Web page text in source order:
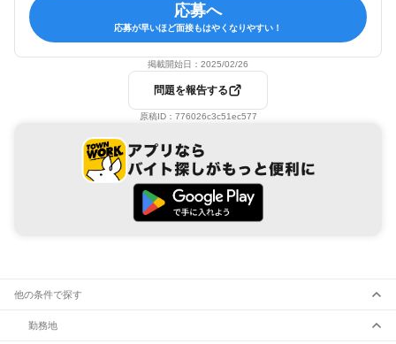
応募へ
応募が早いほど面接もはやくなりやすい！
掲載開始日： 2025/02/26
問題を報告する
原稿ID： 776026c3c51ec577
他の条件で探す
勤務地